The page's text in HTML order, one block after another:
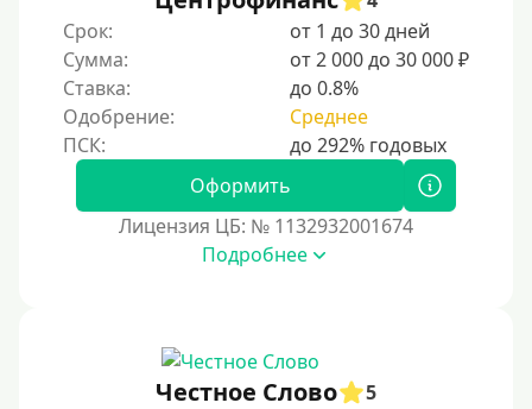
Срок:
от 1 до 30 дней
Сумма:
от 2 000 до 30 000 ₽
Ставка:
до 0.8%
Одобрение:
Среднее
Оформить
Лицензия ЦБ: № 1132932001674
Подробнее
Честное Слово
5